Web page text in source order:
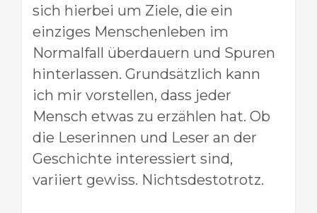
sich hierbei um Ziele, die ein
einziges Menschenleben im
Normalfall überdauern und Spuren
hinterlassen. Grundsätzlich kann
ich mir vorstellen, dass jeder
Mensch etwas zu erzählen hat. Ob
die Leserinnen und Leser an der
Geschichte interessiert sind,
variiert gewiss. Nichtsdestotrotz.